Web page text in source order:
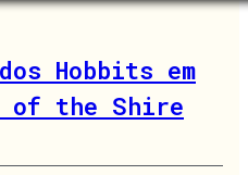
Hobbits em
of the Shire